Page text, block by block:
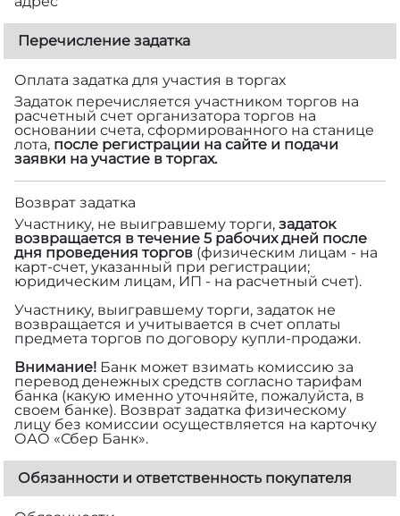
Перечисление задатка
Оплата задатка для участия в торгах
Задаток перечисляется участником торгов на
расчетный счет организатора торгов на
основании счета, сформированного на станице
лота, после регистрации на сайте и подачи
заявки на участие в торгах.
Возврат задатка
Участнику, не выигравшему торги, задаток
возвращается в течение 5 рабочих дней после
дня проведения торгов (физическим лицам - на
карт-счет, указанный при регистрации;
юридическим лицам, ИП - на расчетный счет).
Участнику, выигравшему торги, задаток не
возвращается и учитывается в счет оплаты
предмета торгов по договору купли-продажи.
Внимание! Банк может взимать комиссию за
перевод денежных средств согласно тарифам
банка (какую именно уточняйте, пожалуйста, в
своем банке). Возврат задатка физическому
лицу без комиссии осуществляется на карточку
ОАО «Сбер Банк».
Обязанности и ответственность покупателя